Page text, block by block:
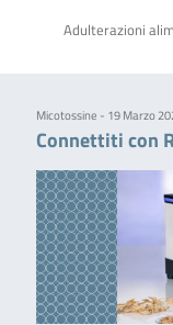
Adulterazioni
Micotossine - 19 Marzo
Connettiti con